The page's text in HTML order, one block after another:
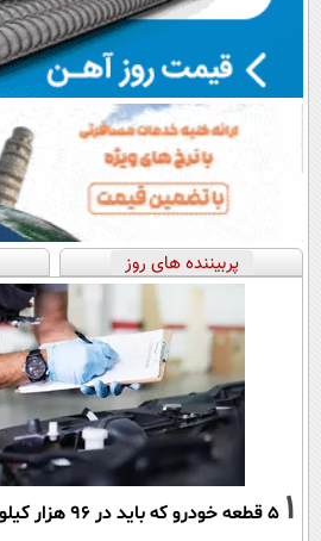
پربیننده های روز
1 ۵ قطعه خودرو که باید در ۹۶ هزار کیلومتر عوض کنید